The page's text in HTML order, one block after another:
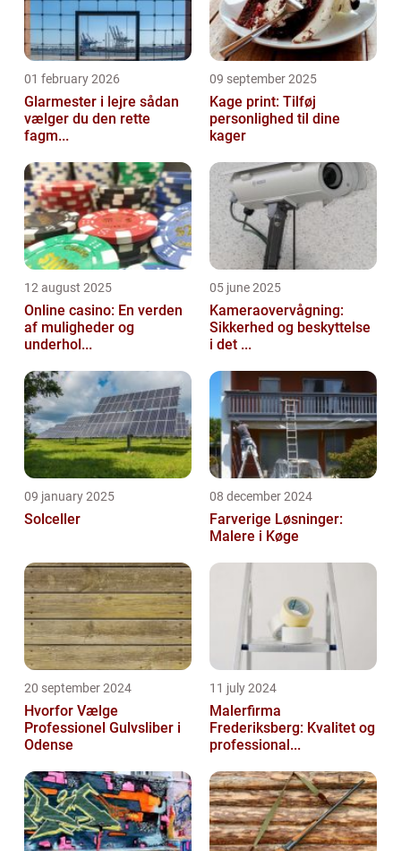
01 february 2026
Glarmester i lejre sådan
vælger du den rette
fagm...
09 september 2025
Kage print: Tilføj
personlighed til dine
kager
12 august 2025
Online casino: En verden
af muligheder og
underhol...
05 june 2025
Kameraovervågning:
Sikkerhed og beskyttelse
i det ...
09 january 2025
Solceller
08 december 2024
Farverige Løsninger:
Malere i Køge
20 september 2024
Hvorfor Vælge
Professionel Gulvsliber i
Odense
11 july 2024
Malerfirma
Frederiksberg: Kvalitet og
professional...